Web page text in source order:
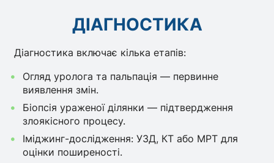
ДІАГНОСТИКА
Діагностика включає кілька етапів:
Огляд уролога та пальпація — первинне
виявлення змін.
Біопсія ураженої ділянки — підтвердження
злоякісного процесу.
Іміджинг-дослідження: УЗД, КТ або МРТ для
оцінки поширеності.